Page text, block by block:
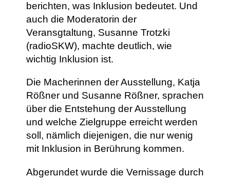
berichten, was Inklusion bedeutet. Und
auch die Moderatorin der
Veransgtaltung, Susanne Trotzki
(radioSKW), machte deutlich, wie
wichtig Inklusion ist.
Die Macherinnen der Ausstellung, Katja
Rößner und Susanne Rößner, sprachen
über die Entstehung der Ausstellung
und welche Zielgruppe erreicht werden
soll, nämlich diejenigen, die nur wenig
mit Inklusion in Berührung kommen.
Abgerundet wurde die Vernissage durch